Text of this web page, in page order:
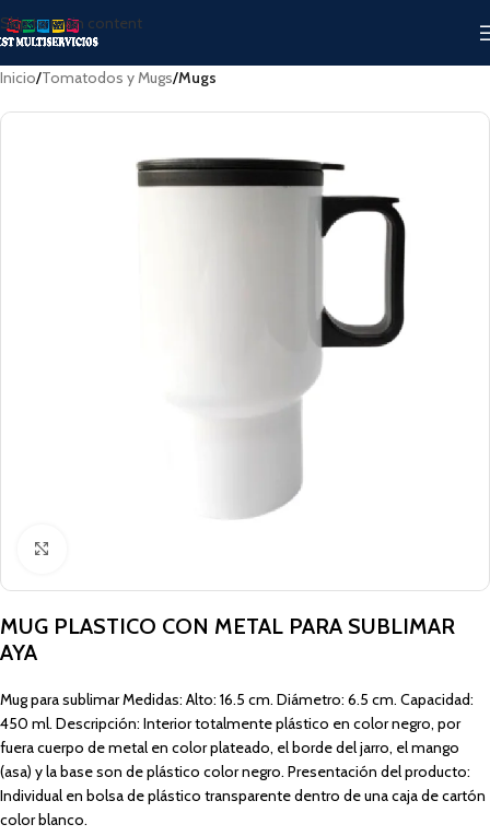
Skip to main content
Inicio Tomatodos y Mugs Mugs
MUG PLASTICO CON METAL PARA SUBLIMAR
AYA
Mug para sublimar Medidas: Alto: 16.5 cm. Diámetro: 6.5 cm. Capacidad:
450 ml. Descripción: Interior totalmente plástico en color negro, por
fuera cuerpo de metal en color plateado, el borde del jarro, el mango
(asa) y la base son de plástico color negro. Presentación del producto:
Individual en bolsa de plástico transparente dentro de una caja de cartón
color blanco.